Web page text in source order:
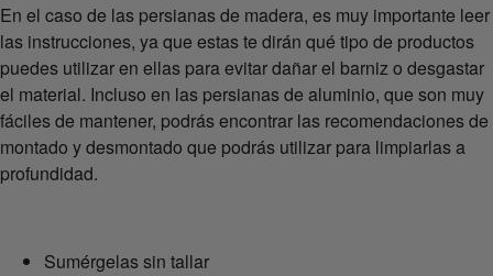
En el caso de las persianas de madera, es muy importante leer
las instrucciones, ya que estas te dirán qué tipo de productos
puedes utilizar en ellas para evitar dañar el barniz o desgastar
el material. Incluso en las persianas de aluminio, que son muy
fáciles de mantener, podrás encontrar las recomendaciones de
montado y desmontado que podrás utilizar para limpiarlas a
profundidad.
Sumérgelas sin tallar